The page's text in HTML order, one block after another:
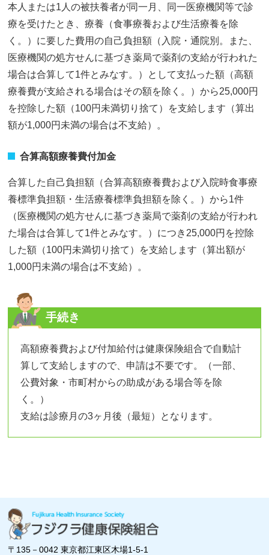
本人または1人の被扶養者が同一月、同一医療機関等で診
療を受けたとき、療養（食事療養および生活療養を除
く。）に要した費用の自己負担額（入院・通院別。また、
医療機関の処方せんに基づき薬局で薬剤の支給が行われた
場合は合算して1件とみなす。）として支払った額（高額
療養費が支給される場合はその額を除く。）から25,000円
を控除した額（100円未満切り捨て）を支給します（算出
額が1,000円未満の場合は不支給）。
合算高額療養費付加金
合算した自己負担額（合算高額療養費および入院時食事療
養標準負担額・生活療養標準負担額を除く。）から1件
（医療機関の処方せんに基づき薬局で薬剤の支給が行われ
た場合は合算して1件とみなす。）につき25,000円を控除
した額（100円未満切り捨て）を支給します（算出額が
1,000円未満の場合は不支給）。
手続き
高額療養費および付加給付は健康保険組合で自動計
算して支給しますので、申請は不要です。（一部、
公費対象・市町村からの助成がある場合等を除
く。）
支給は診療月の3ヶ月後（最短）となります。
〒135－0042東京都江東区木場1-5-1